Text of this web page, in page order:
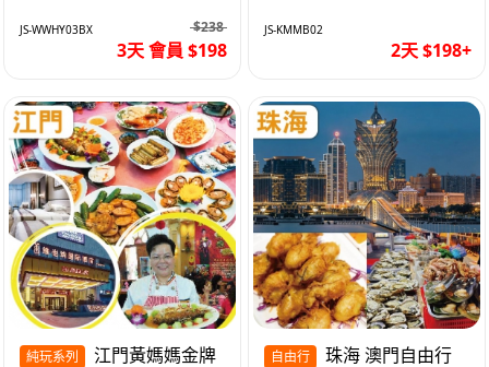
JS-WWHY03BX $238
3天 會員 $198
2天
JS-KMMB02
2天 $198+
純玩系列 自由行